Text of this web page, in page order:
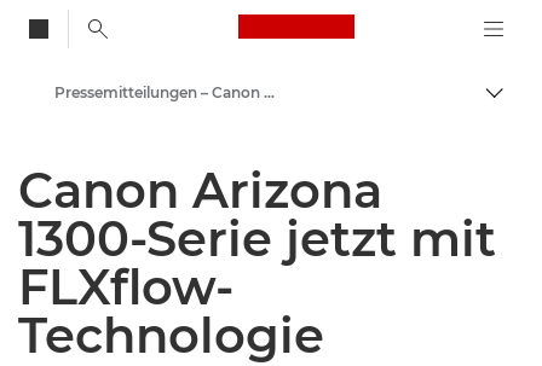
Canon Logo, back
Auf
Newsroom
Pressemitteilungen – Canon Newsroom
Canon Arizona
1300-Serie jetzt mit
FLXflow-
Technologie